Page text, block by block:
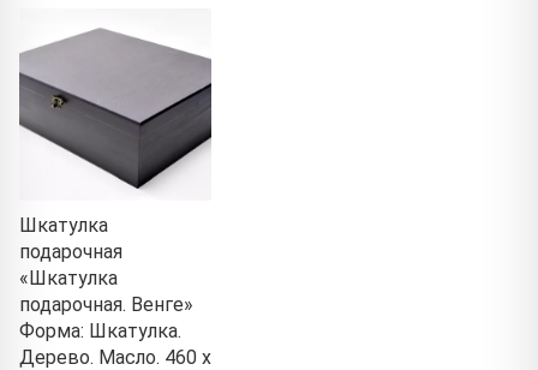
Шкатулка
подарочная
«Шкатулка
подарочная. Венге»
Форма: Шкатулка.
Дерево. Масло. 460 x